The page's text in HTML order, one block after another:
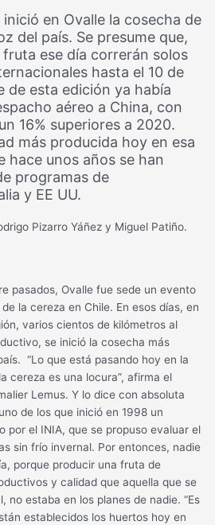
en Ovalle la cosecha de
del país. Se presume que,
ese día correrán solos
hasta el 10 de
de esta edición ya había
aéreo a China, con
16% superiores a 2020.
más producida hoy en esa
hace unos años se han
programas de
y EE UU.
Pizarro Yáñez y Miguel Patiño.
pasados, Ovalle fue sede un evento
la cereza en Chile. En esos días, en
varios cientos de kilómetros al
se inició la cosecha más
“Lo que está pasando hoy en la
cereza es una locura”, afirma el
Lemus. Y lo dice con absoluta
de los que inició en 1998 un
por el INIA, que se propuso evaluar el
sin frío invernal. Por entonces, nadie
porque producir una fruta de
y calidad que aquella que se
no estaba en los planes de nadie. “Es
establecidos los huertos hoy en